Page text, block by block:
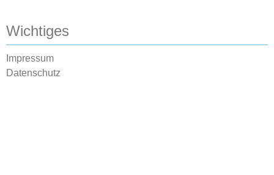
Wichtiges
Impressum
Datenschutz